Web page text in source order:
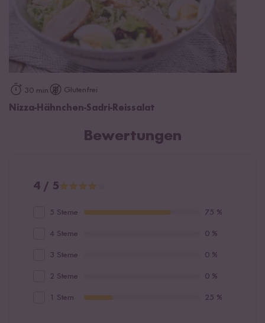
30 min Glutenfrei
Nizza-Hähnchen-Sadri-Reissalat
Bewertungen
4 / 5
5 Sterne 75 %
4 Sterne 0 %
3 Sterne 0 %
2 Sterne 0 %
1 Stern 25 %